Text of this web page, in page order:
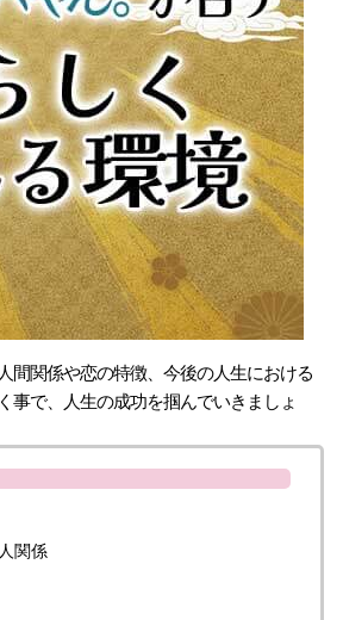
間関係や恋の特徴、今後の人生における
事で、人生の成功を掴んでいきましょ
関係